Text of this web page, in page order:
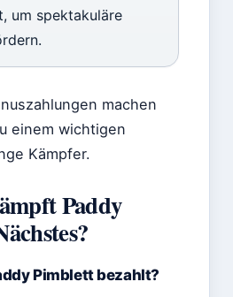
um spektakuläre
machen
einem wichtigen
Kämpfer.
Paddy
Pimblett bezahlt?